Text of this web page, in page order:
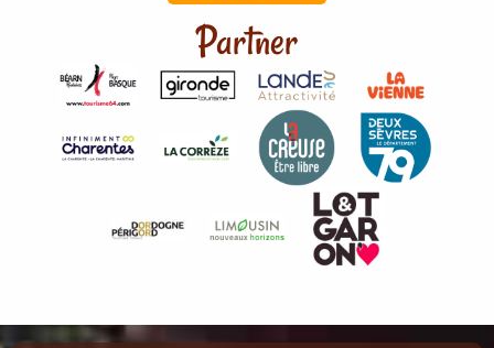
Partner